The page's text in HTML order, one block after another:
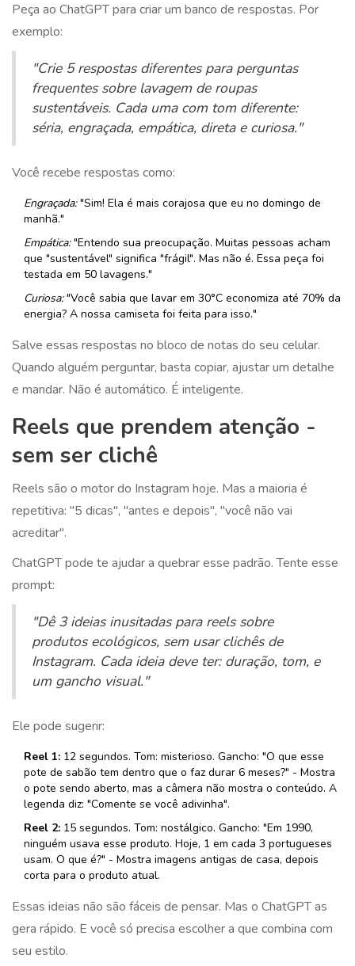
Peça ao ChatGPT para criar um banco de respostas. Por
exemplo:
"Crie 5 respostas diferentes para perguntas
frequentes sobre lavagem de roupas
sustentáveis. Cada uma com tom diferente:
séria, engraçada, empática, direta e curiosa."
Você recebe respostas como:
Engraçada:"Sim! Ela é mais corajosa que eu no domingo de
manhã."
Empática:"Entendo sua preocupação. Muitas pessoas acham
que "sustentável" significa "frágil". Mas não é. Essa peça foi
testada em 50 lavagens."
Curiosa:"Você sabia que lavar em 30°C economiza até 70% da
energia? A nossa camiseta foi feita para isso."
Salve essas respostas no bloco de notas do seu celular.
Quando alguém perguntar, basta copiar, ajustar um detalhe
e mandar. Não é automático. É inteligente.
Reels que prendem atenção -
sem ser clichê
Reels são o motor do Instagram hoje. Mas a maioria é
repetitiva: "5 dicas", "antes e depois", "você não vai
acreditar".
ChatGPT pode te ajudar a quebrar esse padrão. Tente esse
prompt:
"Dê 3 ideias inusitadas para reels sobre
produtos ecológicos, sem usar clichês de
Instagram. Cada ideia deve ter: duração, tom, e
um gancho visual."
Ele pode sugerir:
Reel 1: 12 segundos. Tom: misterioso. Gancho: "O que esse
pote de sabão tem dentro que o faz durar 6 meses?" - Mostra
o pote sendo aberto, mas a câmera não mostra o conteúdo. A
legenda diz: "Comente se você adivinha".
Reel 2: 15 segundos. Tom: nostálgico. Gancho: "Em 1990,
ninguém usava esse produto. Hoje, 1 em cada 3 portugueses
usam. O que é?" - Mostra imagens antigas de casa, depois
corta para o produto atual.
Essas ideias não são fáceis de pensar. Mas o ChatGPT as
gera rápido. E você só precisa escolher a que combina com
seu estilo.